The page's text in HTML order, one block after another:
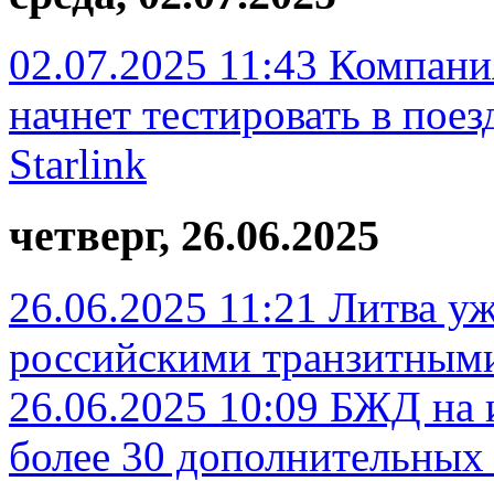
02.07.2025 11:43
начнет тестировать в
Starlink
четверг, 26.06.2025
26.06.2025 11:21 Литва
российскими
26.06.2025 10:09 БЖД на
более 30 дополнительных